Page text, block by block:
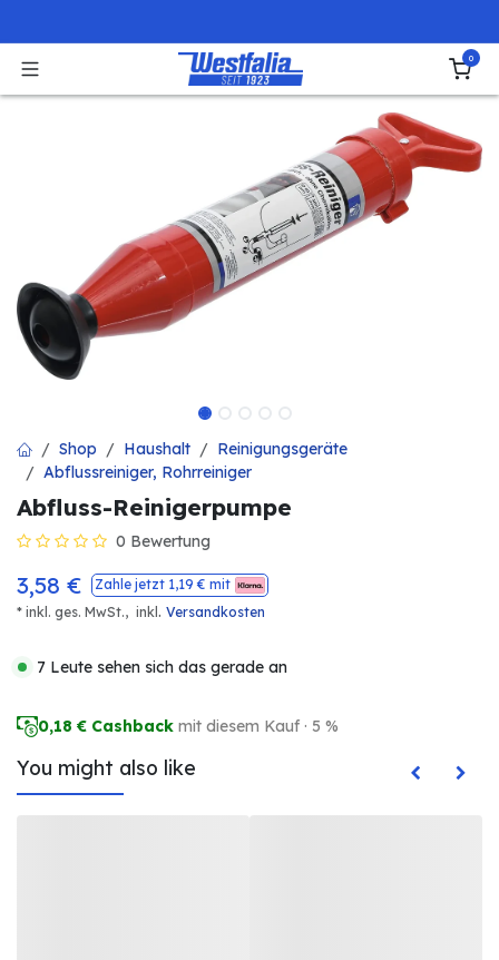
0
Shop Haushalt
Reinigungsgeräte
Abflussreiniger, Rohrreiniger
Abfluss-Reinigerpumpe
0 Bewertung
3,58 € Zahle jetzt 1,19 € mit
* inkl. ges. MwSt., inkl. Versandkosten
7 Leute sehen sich das gerade an
0,18 € Cashback mit diesem Kauf · 5 %
You might also like